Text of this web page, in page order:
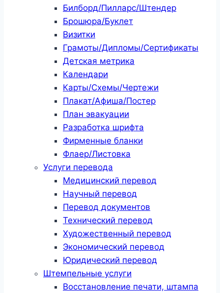
Билборд/Пилларс/Штендер
Брошюра/Буклет
Визитки
Грамоты/Дипломы/Сертификаты
Детская метрика
Календари
Карты/Схемы/Чертежи
Плакат/Афиша/Постер
План эвакуации
Разработка шрифта
Фирменные бланки
Флаер/Листовка
Услуги перевода
Медицинский перевод
Научный перевод
Перевод документов
Технический перевод
Художественный перевод
Экономический перевод
Юридический перевод
Штемпельные услуги
Восстановление печати, штампа